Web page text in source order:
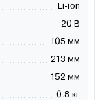
Li-ion
20 В
105 мм
213 мм
152 мм
0.8 кг